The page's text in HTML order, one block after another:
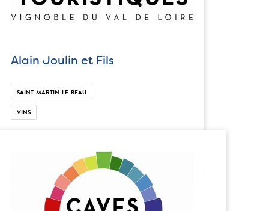
Alain Joulin et Fils
SAINT-MARTIN-LE-BEAU
VINS